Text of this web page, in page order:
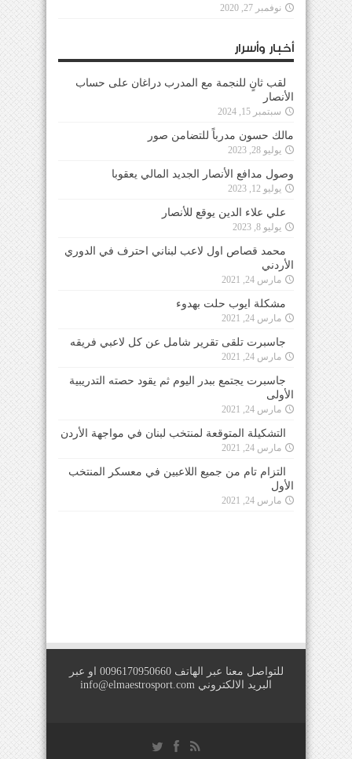
نوفمبر 27, 2020
أخبار وأسرار
لقب ثانٍ للنجمة مع المدرب دراغان على حساب
الأنصار
سبتمبر 15, 2024
مالك حسون مدرباً للتضامن صور
يوليو 28, 2023
وصول مدافع الأنصار الجديد المالي يعقوبا
يوليو 12, 2023
علي علاء الدين يوقع للأنصار
يوليو 8, 2023
محمد قصاص اول لاعب لبناني احترف في الدوري
الأردني
مارس 24, 2021
مشكلة ايوب حلت بهدوء
مارس 24, 2021
جاسبرت تلقى تقرير شامل عن كل لاعبي فريقه
مارس 24, 2021
جاسبرت يجتمع ببدر اليوم ثم يقود حصته التدريبية
الأولى
مارس 24, 2021
التشكيلة المتوقعة لمنتخب لبنان في مواجهة الأردن
مارس 24, 2021
التزام تام من جميع اللاعبين في معسكر المنتخب
الأول
مارس 24, 2021
للتواصل معنا عبر الهاتف 0096170950660 او عبر
البريد الالكتروني info@elmaestrosport.com